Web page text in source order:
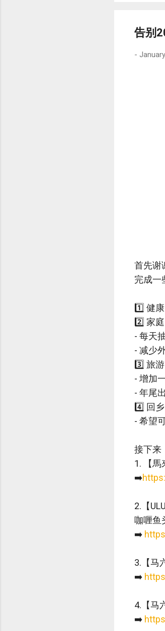
告别
-
首先谢
完成一
1️⃣ 健
2️⃣ 家庭
- 每天
- 减少
3️⃣ 旅游
- 增加
- 年尾
4️⃣ 回乡
- 希望
接下来
1. 【馬
➡️
2.【
咖喱鱼
➡️
3.【马
➡️
4.【马
➡️